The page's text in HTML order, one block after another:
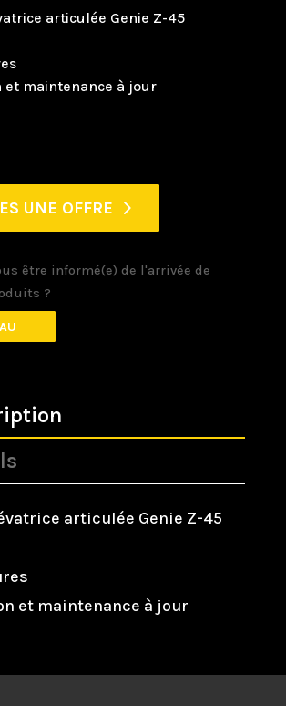
articulée Genie Z-45
et maintenance à jour
UNE OFFRE
être informé(e) de l'arrivée de
?
articulée Genie Z-45
et maintenance à jour